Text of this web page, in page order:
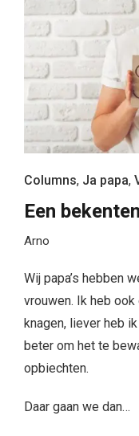
Columns, Ja papa,
Een
Arno
Wij papa’s hebben
vrouwen. Ik heb
knagen, liever heb
beter om het te
opbiechten.
Daar gaan we dan…